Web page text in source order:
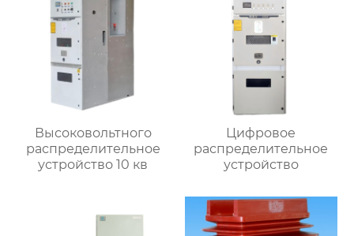
Высоковольтного
распределительное
устройство 10 кв
Цифровое
распределительное
устройство